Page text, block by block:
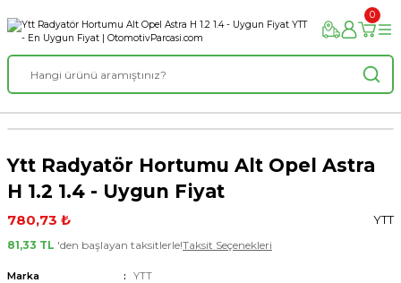
0
Ytt Radyatör Hortumu Alt Opel Astra
H 1.2 1.4 - Uygun Fiyat
780,73 ₺
YTT
81,33 TL 'den başlayan taksitlerle!Taksit Seçenekleri
Marka
YTT